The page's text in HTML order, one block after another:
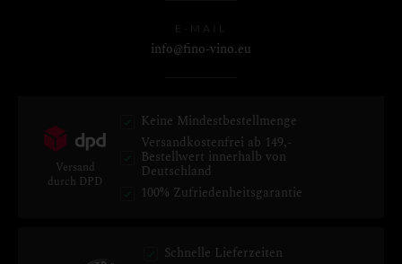
info@fino-vino.eu
Versand
durch DPD
Keine Mindestbestellmenge
Versandkostenfrei ab 149,-
Bestellwert innerhalb von
Deutschland
100% Zufriedenheitsgarantie
Schnelle Lieferzeiten